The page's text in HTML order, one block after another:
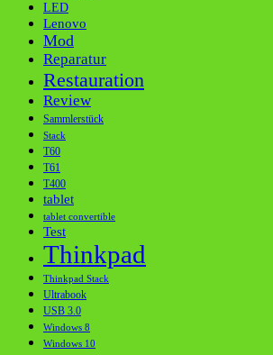
LED
Lenovo
Mod
Reparatur
Restauration
Review
Sammlerstück
Stack
T60
T61
T400
tablet
tablet convertible
Test
Thinkpad
Thinkpad Stack
Ultrabook
USB 3.0
Windows 8
Windows 10